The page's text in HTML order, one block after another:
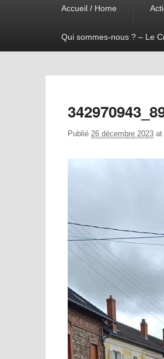
Accueil / Home
Qui sommes-nous ? – Le
Publié 26 décembre 2023 at